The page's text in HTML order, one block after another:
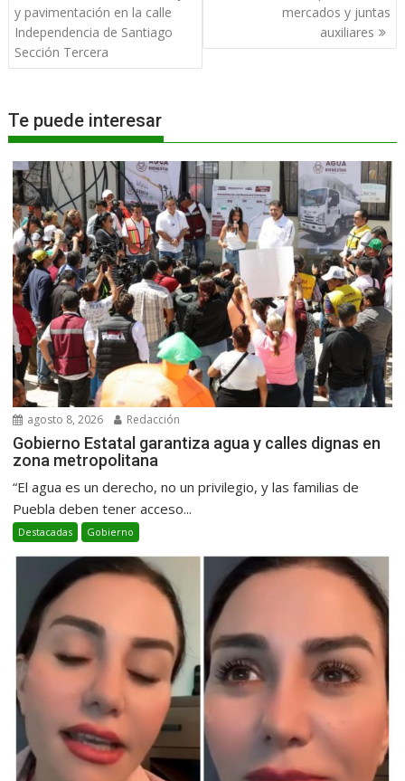
entradas
y pavimentación en la calle
Independencia de Santiago
Sección Tercera
mercados y juntas
auxiliares
Te puede interesar
agosto 8, 2026 Redacción
Gobierno Estatal garantiza agua y calles dignas en
zona metropolitana
“El agua es un derecho, no un privilegio, y las familias de
Puebla deben tener acceso...
Destacadas Gobierno